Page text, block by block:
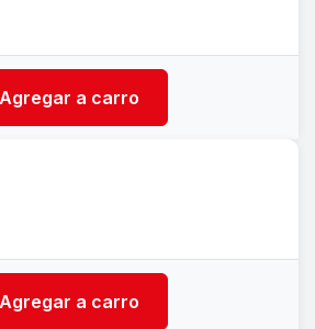
Agregar a carro
Agregar a carro